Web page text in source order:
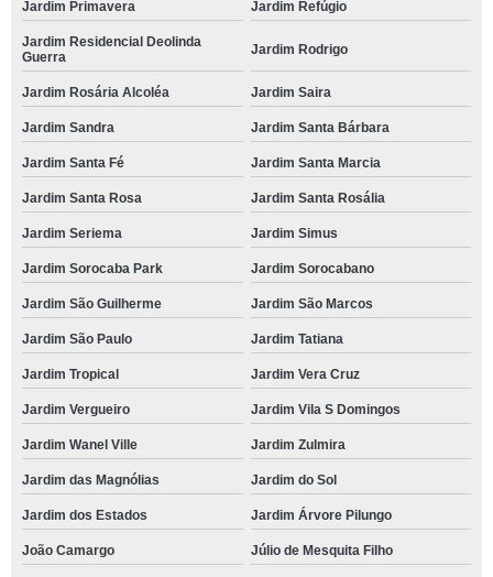
Jardim Primavera Jardim Refúgio
Jardim Residencial Deolinda
Guerra
Jardim Rodrigo
Jardim Rosária Alcoléa Jardim Saira
Jardim Sandra Jardim Santa Bárbara
Jardim Santa Fé Jardim Santa Marcia
Jardim Santa Rosa Jardim Santa Rosália
Jardim Seriema Jardim Simus
Jardim Sorocaba Park Jardim Sorocabano
Jardim São Guilherme Jardim São Marcos
Jardim São Paulo Jardim Tatiana
Jardim Tropical Jardim Vera Cruz
Jardim Vergueiro Jardim Vila S Domingos
Jardim Wanel Ville Jardim Zulmira
Jardim das Magnólias Jardim do Sol
Jardim dos Estados Jardim Árvore Pilungo
João Camargo Júlio de Mesquita Filho